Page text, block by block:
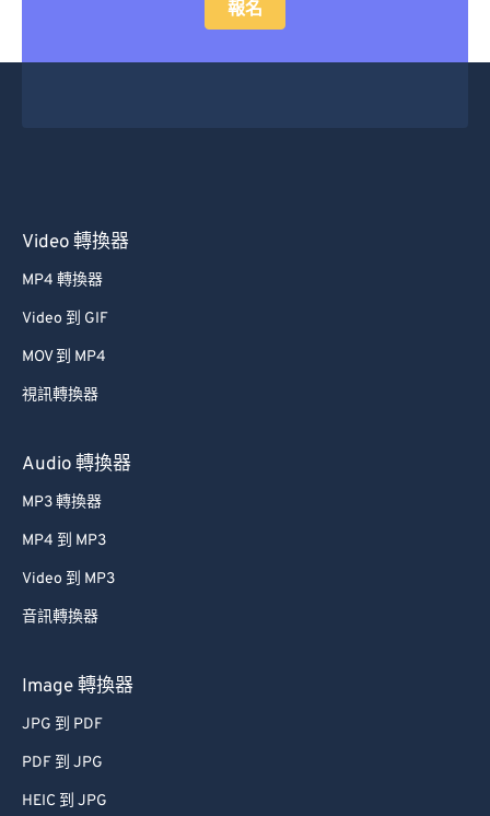
報名
Video 轉換器
MP4 轉換器
Video 到 GIF
MOV 到 MP4
視訊轉換器
Audio 轉換器
MP3 轉換器
MP4 到 MP3
Video 到 MP3
音訊轉換器
Image 轉換器
JPG 到 PDF
PDF 到 JPG
HEIC 到 JPG